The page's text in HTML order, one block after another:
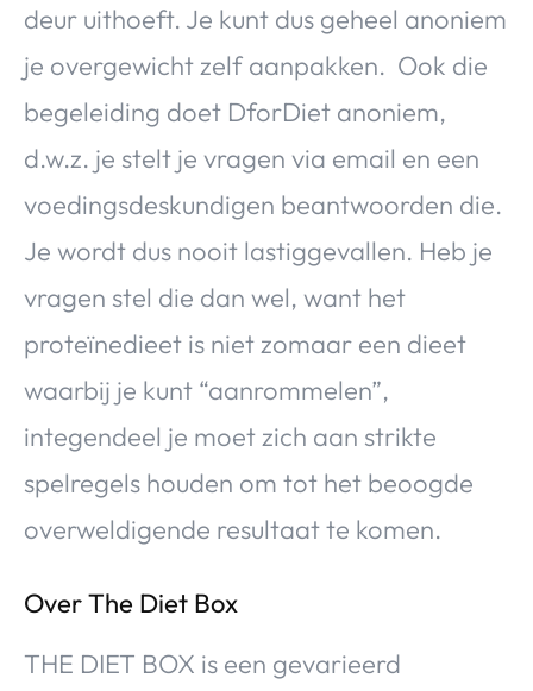
deur uithoeft. Je kunt dus geheel anoniem
je overgewicht zelf aanpakken. Ook die
begeleiding doet DforDiet anoniem,
d.w.z. je stelt je vragen via email en een
voedingsdeskundigen beantwoorden die.
Je wordt dus nooit lastiggevallen. Heb je
vragen stel die dan wel, want het
proteïnedieet is niet zomaar een dieet
waarbij je kunt “aanrommelen”,
integendeel je moet zich aan strikte
spelregels houden om tot het beoogde
overweldigende resultaat te komen.
Over The Diet Box
THE DIET BOX is een gevarieerd